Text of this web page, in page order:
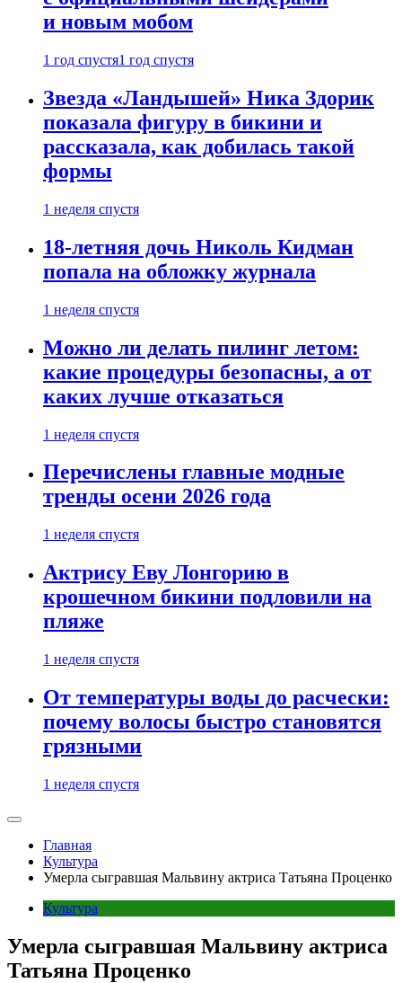
и новым мобом
1 год спустя1 год спустя
Звезда «Ландышей» Ника Здорик
показала фигуру в бикини и
рассказала, как добилась такой
формы
1 неделя спустя
18-летняя дочь Николь Кидман
попала на обложку журнала
1 неделя спустя
Можно ли делать пилинг летом:
какие процедуры безопасны, а от
каких лучше отказаться
1 неделя спустя
Перечислены главные модные
тренды осени 2026 года
1 неделя спустя
Актрису Еву Лонгорию в
крошечном бикини подловили на
пляже
1 неделя спустя
От температуры воды до расчески:
почему волосы быстро становятся
грязными
1 неделя спустя
Главная
Культура
Умерла сыгравшая Мальвину актриса Татьяна Проценко
Культура
Умерла сыгравшая Мальвину актриса
Татьяна Проценко